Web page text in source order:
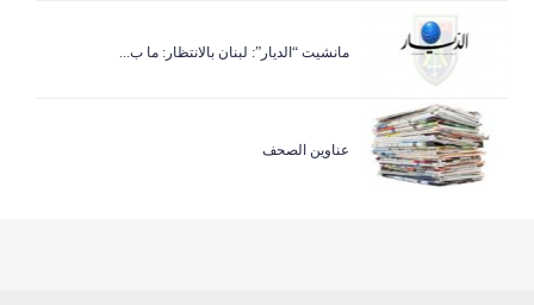
مانشيت “الديار”: لبنان بالانتظار: ما ب...
عناوين الصحف